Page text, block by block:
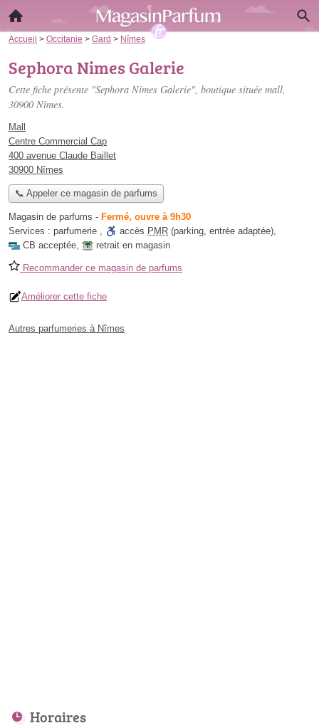
Accueil > Occitanie > Gard > Nîmes
Sephora Nimes Galerie
Cette fiche présente "Sephora Nimes Galerie", boutique située mall,
30900 Nîmes.
Mall
Centre Commercial Cap
400 avenue Claude Baillet
30900 Nîmes
📞 Appeler ce magasin de parfums
Magasin de parfums - Fermé, ouvre à 9h30
Services : parfumerie , accès PMR (parking, entrée adaptée),
CB acceptée, retrait en magasin
Recommander ce magasin de parfums
Améliorer cette fiche
Autres parfumeries à Nîmes
Horaires